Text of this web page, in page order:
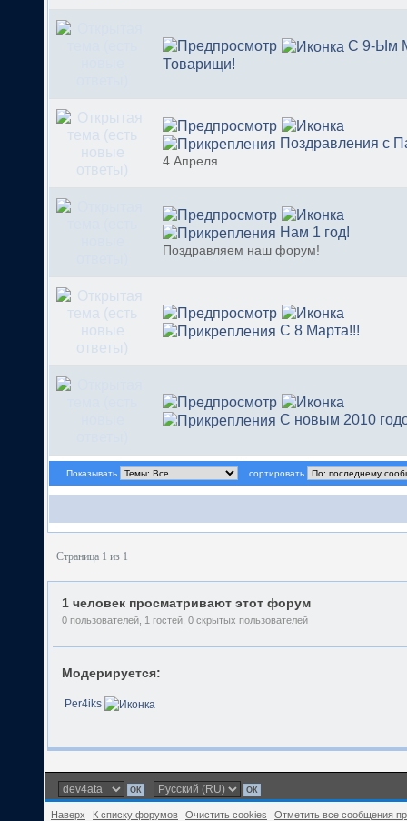
С 9-Ым
Товарищи!
Поздравления с
4 Апреля
Нам 1 год!
Поздравляем наш форум!
С 8 Марта!!!
С новым 2010
Показывать сортировать
Страница 1 из 1
1 человек просматривают этот форум
0 пользователей, 1 гостей, 0 скрытых пользователей
Модерируется:
Per4iks
Наверх К списку форумов Очистить cookies Отметить все сообщения